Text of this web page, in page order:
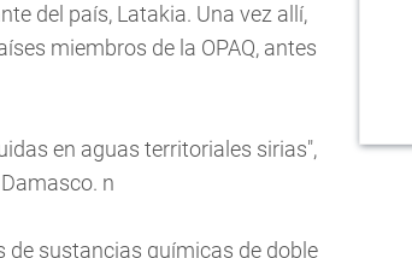
del país, Latakia. Una vez allí,
miembros de la OPAQ, antes
en aguas territoriales sirias",
n
de sustancias químicas de doble